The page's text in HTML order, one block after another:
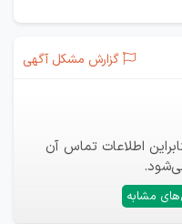
گزارش مشکل آگهی
اطلاعات تماس آن
مشابه